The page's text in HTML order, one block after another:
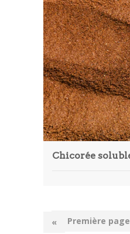
« Première page
«